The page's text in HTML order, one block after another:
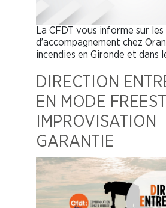
La CFDT vous informe sur les
d’accompagnement chez
incendies en Gironde et dans
DIRECTION
EN MODE
IMPROVISATION
GARANTIE